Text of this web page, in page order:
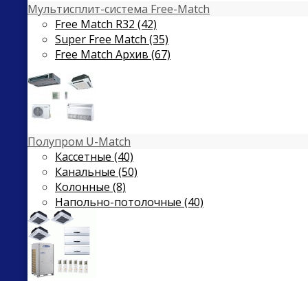
Мультисплит-система Free-Match
Free Match R32 (42)
Super Free Match (35)
Free Match Архив (67)
Полупром U-Match
Кассетные (40)
Канальные (50)
Колонные (8)
Напольно-потолочные (40)